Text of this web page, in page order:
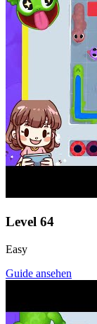
Level 64
Easy
Guide ansehen